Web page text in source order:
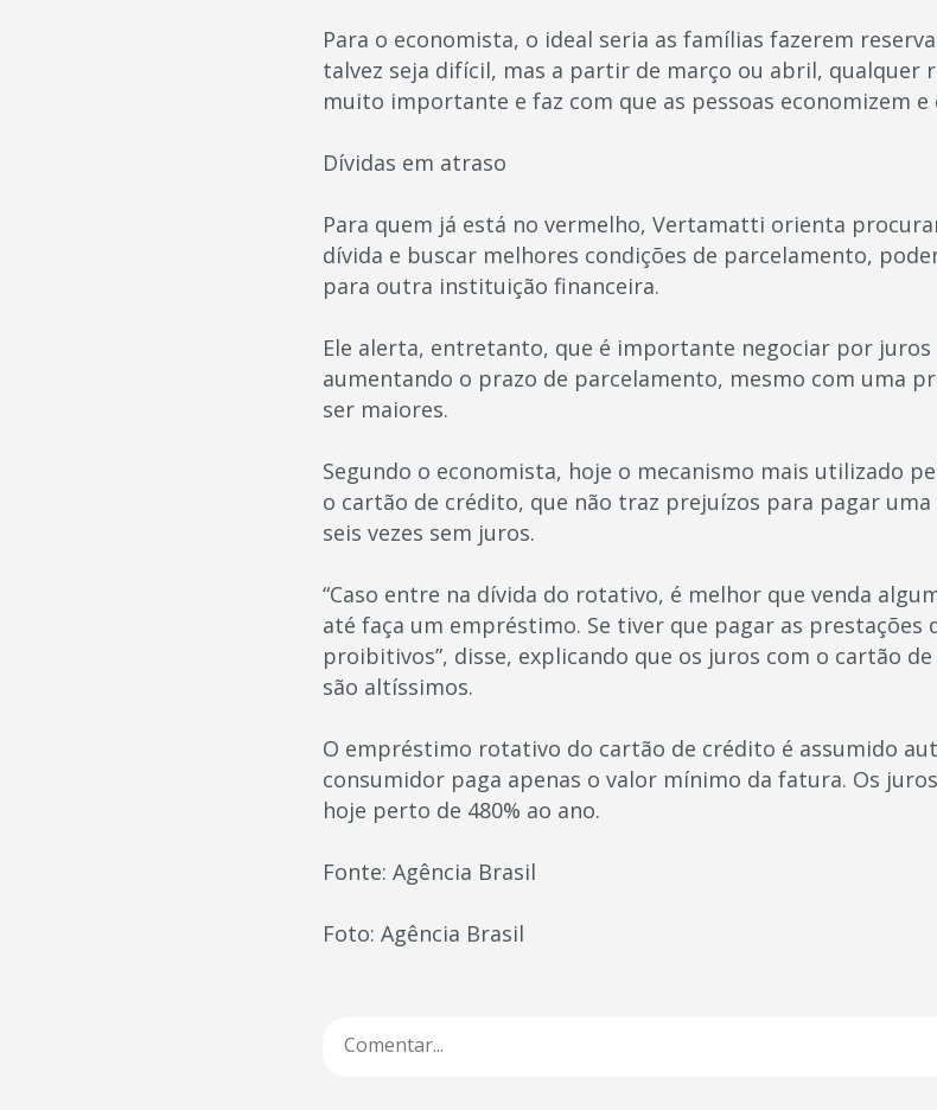
Para o economista, o ideal seria as famílias fazerem
talvez seja difícil, mas a partir de março ou abril, qualquer
muito importante e faz com que as pessoas economizem
Dívidas em atraso
Para quem já está no vermelho, Vertamatti orienta
dívida e buscar melhores condições de parcelamento,
para outra instituição financeira.
Ele alerta, entretanto, que é importante negociar por juros
aumentando o prazo de parcelamento, mesmo com uma
ser maiores.
Segundo o economista, hoje o mecanismo mais utilizado
o cartão de crédito, que não traz prejuízos para pagar
seis vezes sem juros.
“Caso entre na dívida do rotativo, é melhor que venda
até faça um empréstimo. Se tiver que pagar as prestações
proibitivos”, disse, explicando que os juros com o cartão
são altíssimos.
O empréstimo rotativo do cartão de crédito é assumido
consumidor paga apenas o valor mínimo da fatura. Os
hoje perto de 480% ao ano.
Fonte: Agência Brasil
Foto: Agência Brasil